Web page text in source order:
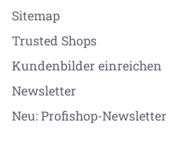
Sitemap
Trusted Shops
Kundenbilder einreichen
Newsletter
Neu: Profishop-Newsletter